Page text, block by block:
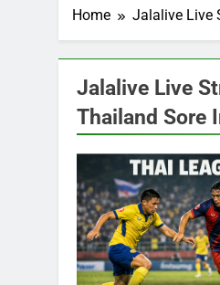
Home Jalalive Live
Jalalive Live
Thailand Sore